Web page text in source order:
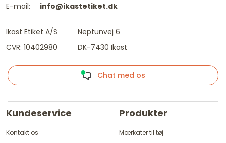
E-mail:
info@ikastetiket.dk
Ikast Etiket A/S
CVR: 10402980
Neptunvej 6
DK-7430 Ikast
Chat med os
Kundeservice
Kontakt os
Produkter
Mærkater til tøj